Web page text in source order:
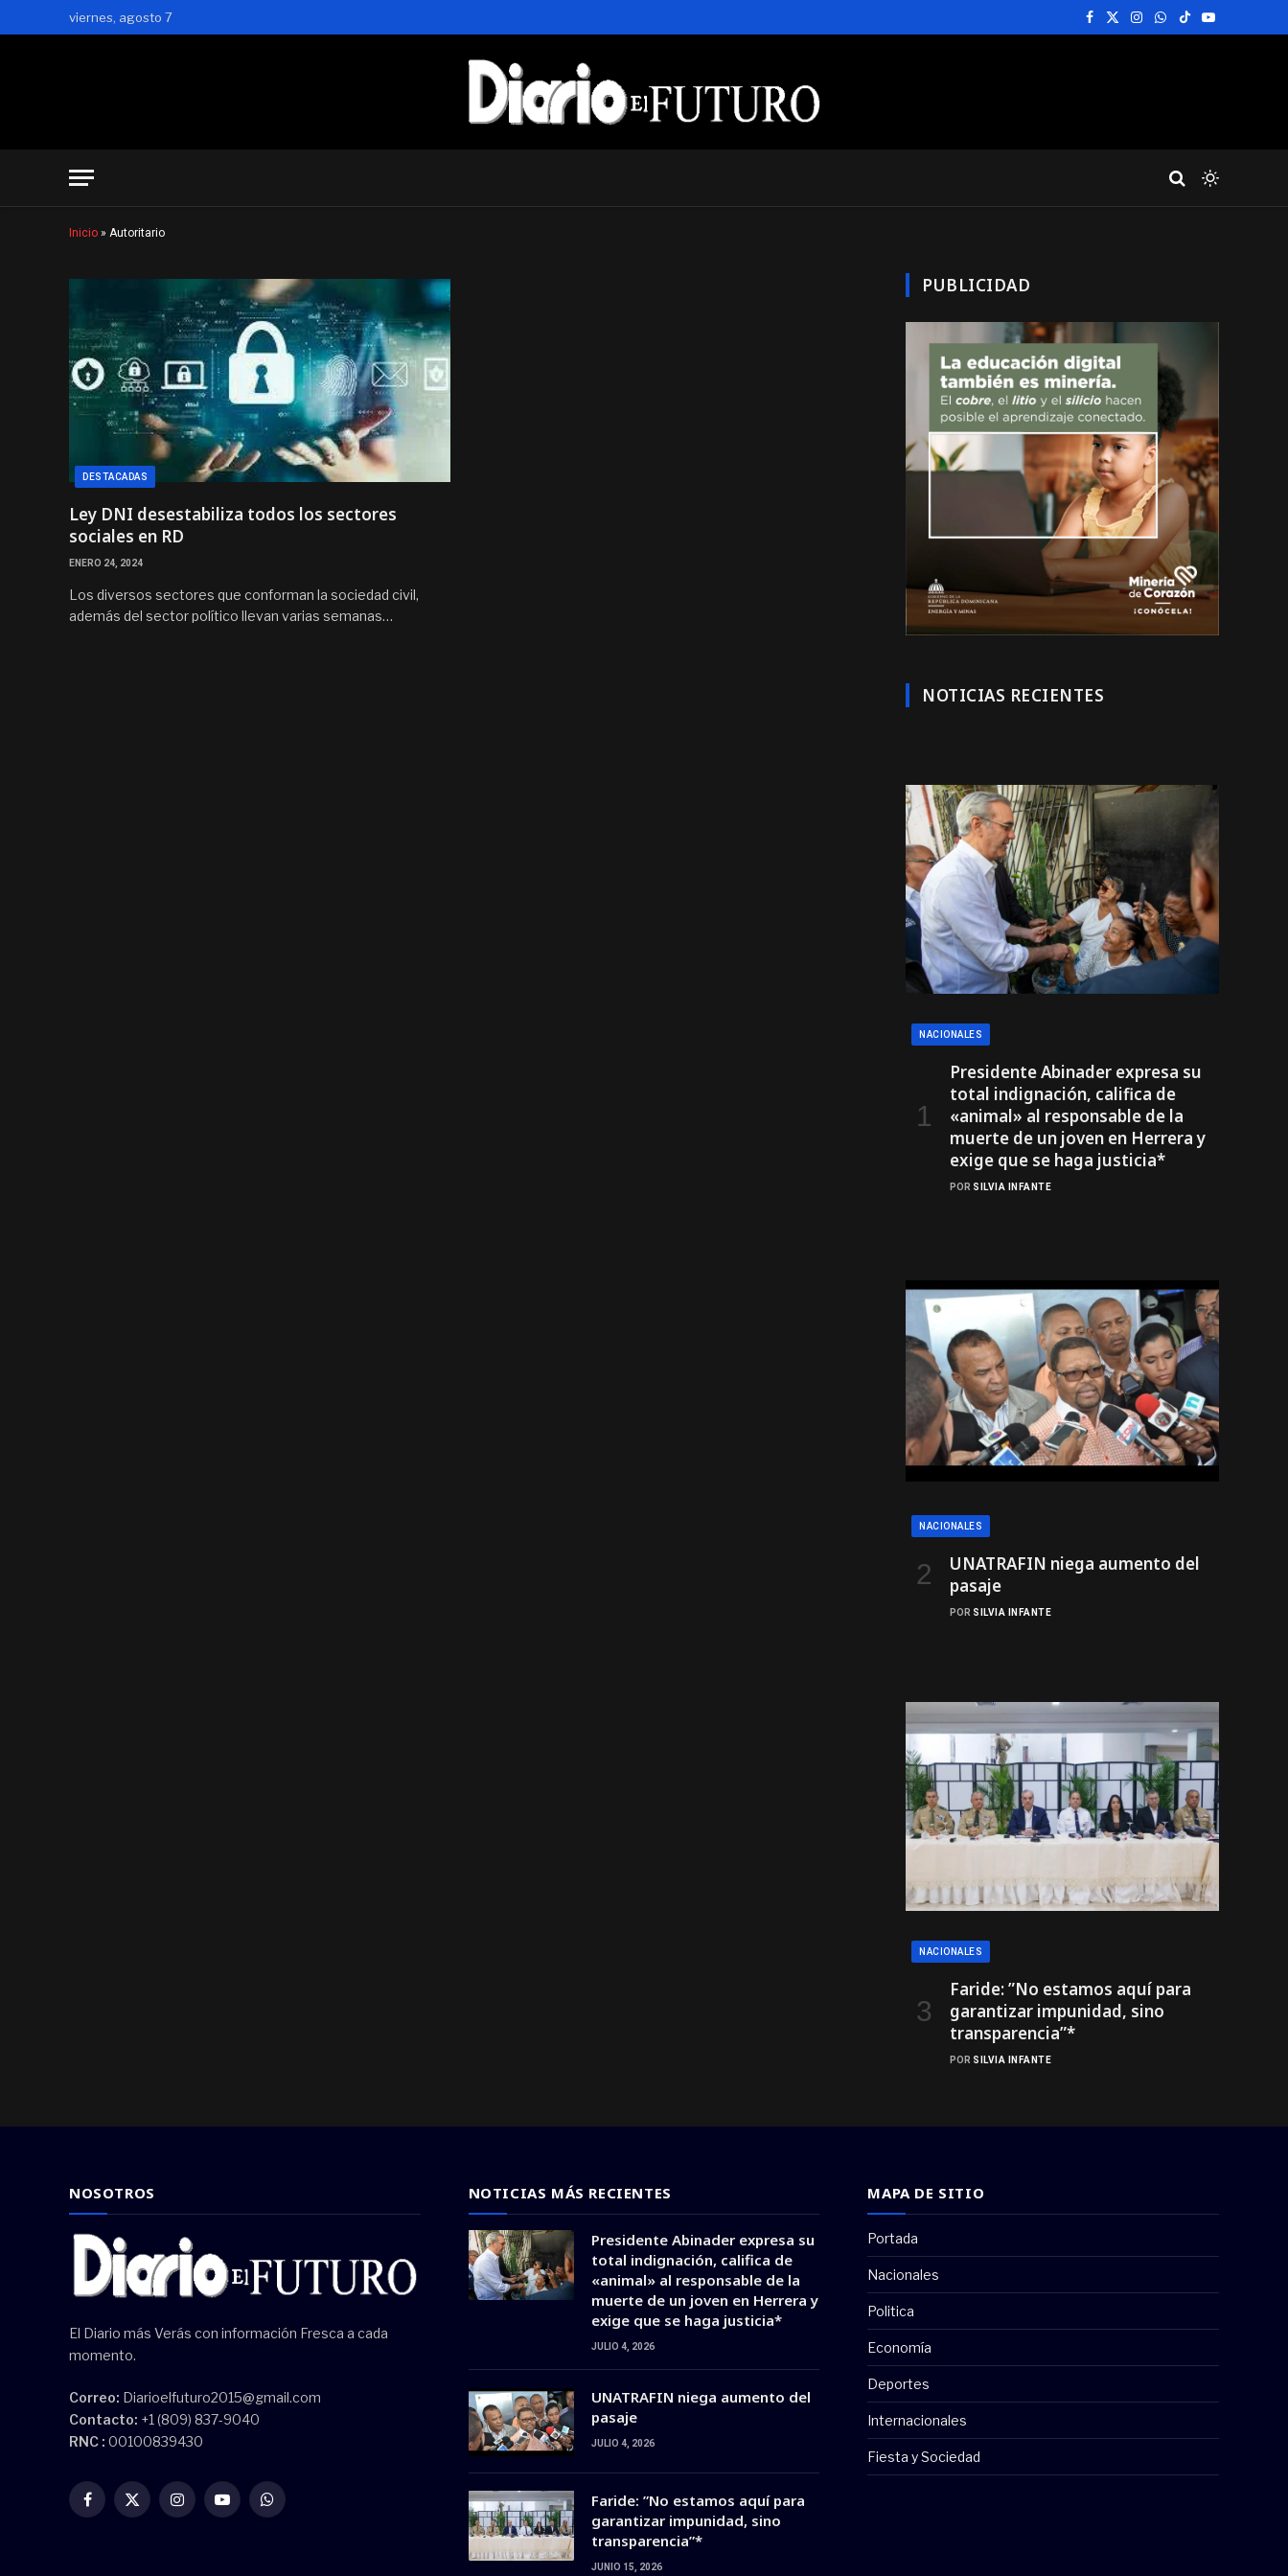
viernes, agosto 7
Facebook
X
Instagram
WhatsApp
TikTokYouTube
Inicio » Autoritario
DESTACADAS
Ley DNI desestabiliza todos los sectores
sociales en RD
ENERO 24, 2024
Los diversos sectores que conforman la sociedad civil,
además del sector político llevan varias semanas…
PUBLICIDAD
NOTICIAS RECIENTES
NACIONALES
Presidente Abinader expresa su
total indignación, califica de
«animal» al responsable de la
muerte de un joven en Herrera y
exige que se haga justicia*
POR SILVIA INFANTE
NACIONALES
UNATRAFIN niega aumento del
pasaje
POR SILVIA INFANTE
NACIONALES
Faride: ”No estamos aquí para
garantizar impunidad, sino
transparencia”*
POR SILVIA INFANTE
NOSOTROS
El Diario más Verás con información Fresca a cada
momento.
Correo: Diarioelfuturo2015@gmail.com
Contacto: +1 (809) 837-9040
RNC : 00100839430
Facebook
X
InstagramYouTubeWhatsApp
NOTICIAS MÁS RECIENTES
Presidente Abinader expresa su
total indignación, califica de
«animal» al responsable de la
muerte de un joven en Herrera y
exige que se haga justicia*
JULIO 4, 2026
UNATRAFIN niega aumento del
pasaje
JULIO 4, 2026
Faride: ”No estamos aquí para
garantizar impunidad, sino
transparencia”*
JUNIO 15, 2026
MAPA DE SITIO
Portada
Nacionales
Politica
Economía
Deportes
Internacionales
Fiesta y Sociedad